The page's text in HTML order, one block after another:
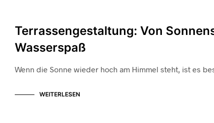
Terrassengestaltung: Von
Wasserspaß
Wenn die Sonne wieder hoch am Himmel steht, ist es
WEITERLESEN